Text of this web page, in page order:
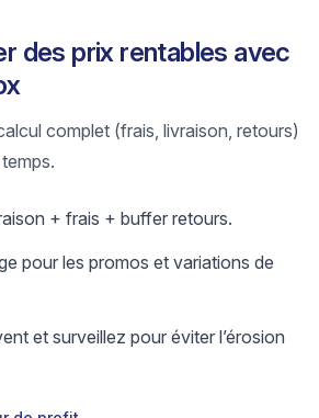
des prix rentables avec
complet (frais, livraison, retours)
+ frais + buffer retours.
pour les promos et variations de
et surveillez pour éviter l’érosion